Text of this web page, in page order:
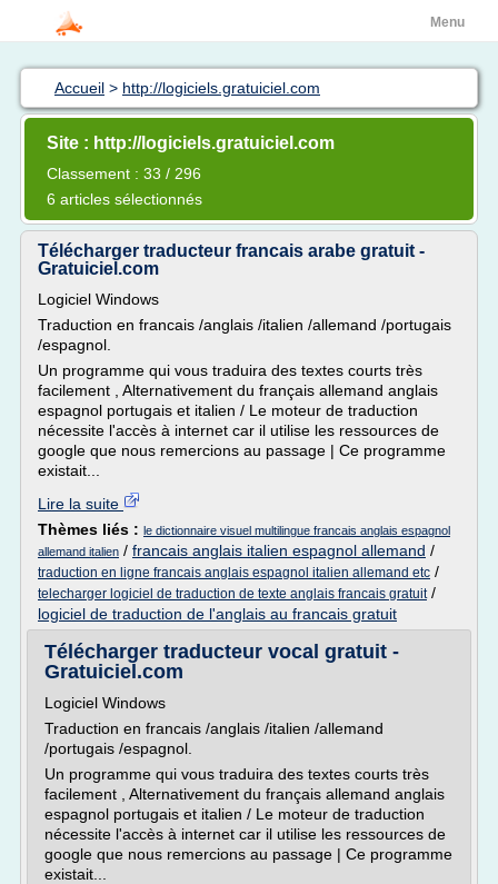
Menu
Accueil > http://logiciels.gratuiciel.com
Site : http://logiciels.gratuiciel.com
Classement : 33 / 296
6 articles sélectionnés
Télécharger traducteur francais arabe gratuit -
Gratuiciel.com
Logiciel Windows
Traduction en francais /anglais /italien /allemand /portugais
/espagnol.
Un programme qui vous traduira des textes courts très
facilement , Alternativement du français allemand anglais
espagnol portugais et italien / Le moteur de traduction
nécessite l'accès à internet car il utilise les ressources de
google que nous remercions au passage | Ce programme
existait...
Lire la suite
Thèmes liés : le dictionnaire visuel multilingue francais anglais espagnol
allemand italien / francais anglais italien espagnol allemand /
traduction en ligne francais anglais espagnol italien allemand etc /
telecharger logiciel de traduction de texte anglais francais gratuit/
logiciel de traduction de l'anglais au francais gratuit
Télécharger traducteur vocal gratuit -
Gratuiciel.com
Logiciel Windows
Traduction en francais /anglais /italien /allemand
/portugais /espagnol.
Un programme qui vous traduira des textes courts très
facilement , Alternativement du français allemand anglais
espagnol portugais et italien / Le moteur de traduction
nécessite l'accès à internet car il utilise les ressources de
google que nous remercions au passage | Ce programme
existait...